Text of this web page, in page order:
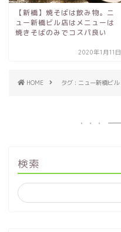
【新橋】焼そばは飲み物。ニ
ュー新橋ビル店はメニューは
焼きそばのみでコスパ良い
2020年1月11日
HOME タグ : ニュー新橋ビル
検索